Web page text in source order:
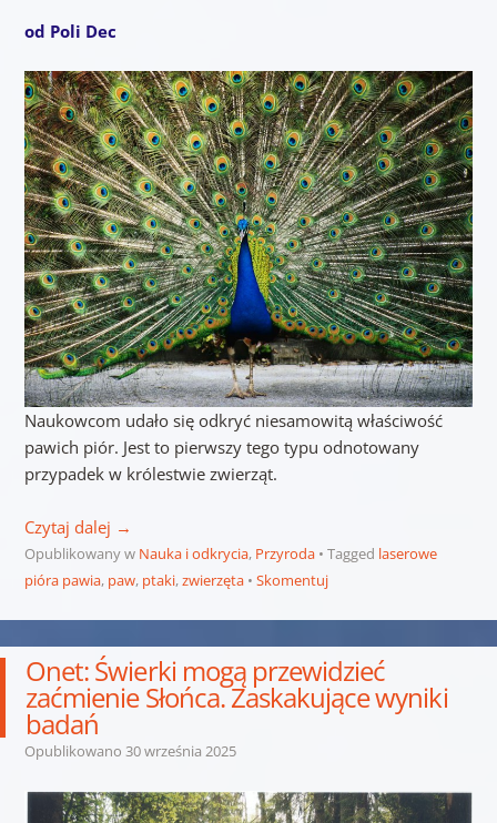
od Poli Dec
Naukowcom udało się odkryć niesamowitą właściwość
pawich piór. Jest to pierwszy tego typu odnotowany
przypadek w królestwie zwierząt.
Czytaj dalej →
Opublikowany w Nauka i odkrycia, Przyroda Tagged laserowe
pióra pawia, paw, ptaki,zwierzęta Skomentuj
Onet: Świerki mogą przewidzieć
zaćmienie Słońca. Zaskakujące wyniki
badań
Opublikowano 30 września 2025